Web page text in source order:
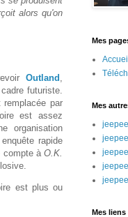
alors qu'on
Outland ,
futuriste.
remplacée par
est assez
organisation
rapide
compte àO.K.
est plus ou
Mes
Accueil
Mes
Mes